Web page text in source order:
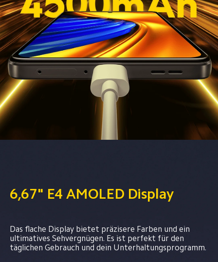
6,67" E4 AMOLED Display
Das flache Display bietet präzisere Farben und ein
ultimatives Sehvergnügen. Es ist perfekt für den
täglichen Gebrauch und dein Unterhaltungsprogramm.